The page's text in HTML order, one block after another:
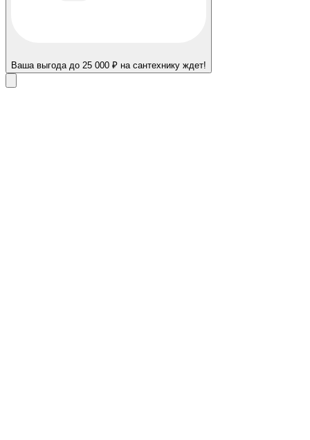
Ваша выгода до 25 000 ₽ на сантехнику ждет!